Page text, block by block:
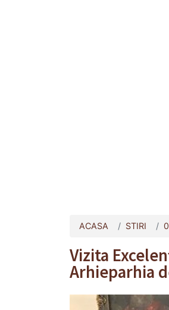
ACASA STIRI
Vizita
Arhieparhia